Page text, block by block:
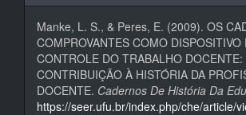
Manke, L. S., & Peres, E. (2009). OS
COMPROVANTES COMO DISPOSITIVO
CONTROLE DO TRABALHO DOCENTE:
CONTRIBUIÇÃO À HISTÓRIA DA
DOCENTE. Cadernos De História Da
https://seer.ufu.br/index.php/che/article/